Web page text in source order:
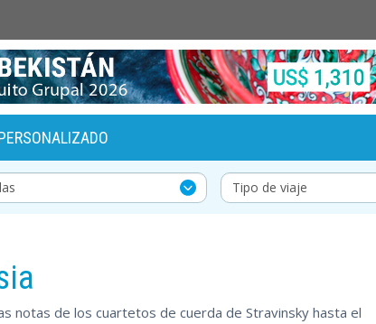
notas de los cuartetos de cuerda de Stravinsky hasta el